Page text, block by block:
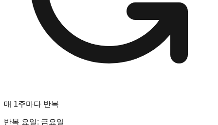
매 1주마다 반복
반복 요일: 금요일